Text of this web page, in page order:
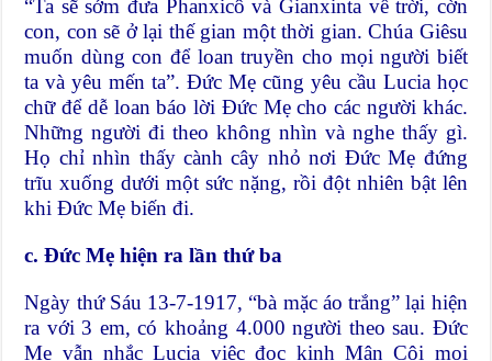
“Ta sẽ sớm đưa Phanxicô và Gianxinta về trời, cờn
con, con sẽ ở lại thế gian một thời gian. Chúa Giêsu
muốn dùng con để loan truyền cho mọi người biết
ta và yêu mến ta”. Đức Mẹ cũng yêu cầu Lucia học
chữ để dễ loan báo lời Đức Mẹ cho các người khác.
Những người đi theo không nhìn và nghe thấy gì.
Họ chỉ nhìn thấy cành cây nhỏ nơi Đức Mẹ đứng
trĩu xuống dưới một sức nặng, rồi đột nhiên bật lên
khi Đức Mẹ biến đi.
c. Đức Mẹ hiện ra lần thứ ba
Ngày thứ Sáu 13-7-1917, “bà mặc áo trắng” lại hiện
ra với 3 em, có khoảng 4.000 người theo sau. Đức
Mẹ vẫn nhắc Lucia việc đọc kinh Mân Côi mọi